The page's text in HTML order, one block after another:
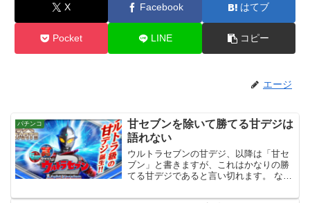
X Facebook はてブ
Pocket LINE コピー
エージ
パチンコ
甘セブンを除いて勝てる甘デジは
語れない
ウルトラセブンの甘デジ、以降は「甘セ
ブン」と書きますが、これはかなりの勝
てる甘デジであると言い切れます。 なぜ
言えるのか？ それについての記事内容に